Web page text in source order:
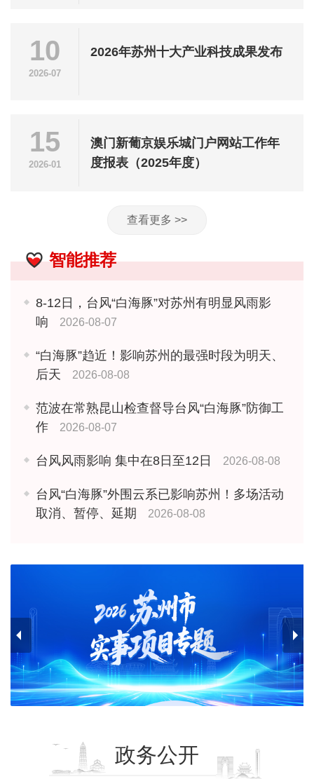
10
2026-07
2026年苏州十大产业科技成果发布
15
2026-01
澳门新葡京娱乐城门户网站工作年
度报表（2025年度）
查看更多 >>
智能推荐
8-12日，台风“白海豚”对苏州有明显风雨影
响
2026-08-07
“白海豚”趋近！影响苏州的最强时段为明天、
后天
2026-08-08
范波在常熟昆山检查督导台风“白海豚”防御工
作
2026-08-07
台风风雨影响 集中在8日至12日 2026-08-08
台风“白海豚”外围云系已影响苏州！多场活动
取消、暂停、延期
2026-08-08
政务公开